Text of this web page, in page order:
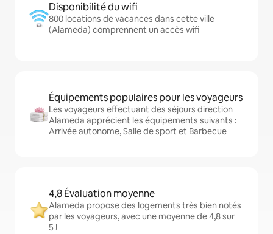
Disponibilité du wifi
800 locations de vacances dans cette ville
(Alameda) comprennent un accès wifi
Équipements populaires pour les voyageurs
Les voyageurs effectuant des séjours direction
Alameda apprécient les équipements suivants :
Arrivée autonome, Salle de sport et Barbecue
4,8 Évaluation moyenne
Alameda propose des logements très bien notés
par les voyageurs, avec une moyenne de 4,8 sur
5 !